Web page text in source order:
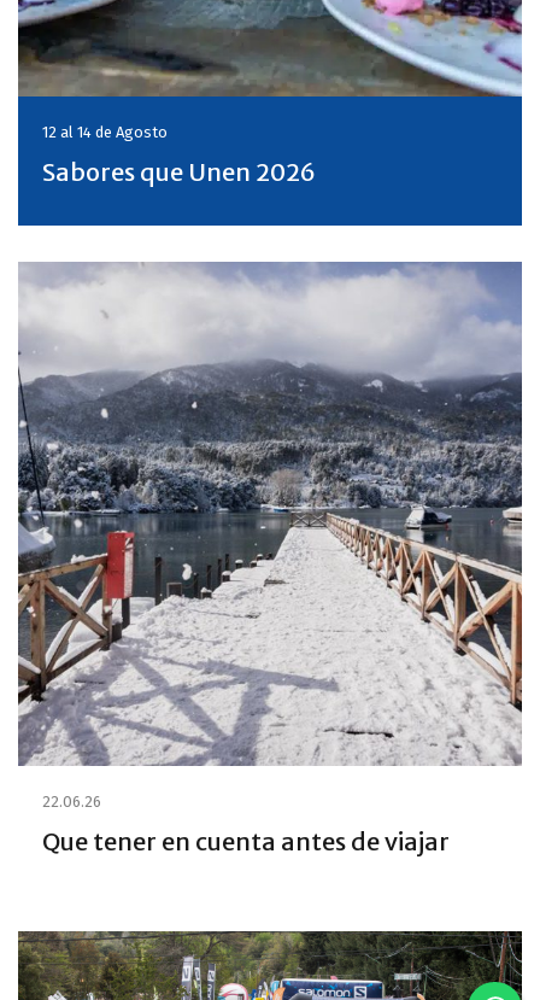
12 al 14 de Agosto
Sabores que Unen 2026
22.06.26
Que tener en cuenta antes de viajar